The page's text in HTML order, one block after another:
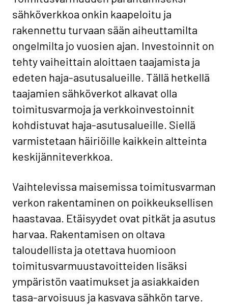
sähköverkkoa onkin kaapeloitu ja
rakennettu turvaan sään aiheuttamilta
ongelmilta jo vuosien ajan. Investoinnit on
tehty vaiheittain aloittaen taajamista ja
edeten haja-asutusalueille. Tällä hetkellä
taajamien sähköverkot alkavat olla
toimitusvarmoja ja verkkoinvestoinnit
kohdistuvat haja-asutusalueille. Siellä
varmistetaan häiriöille kaikkein altteinta
keskijänniteverkkoa.
Vaihtelevissa maisemissa toimitusvarman
verkon rakentaminen on poikkeuksellisen
haastavaa. Etäisyydet ovat pitkät ja asutus
harvaa. Rakentamisen on oltava
taloudellista ja otettava huomioon
toimitusvarmuustavoitteiden lisäksi
ympäristön vaatimukset ja asiakkaiden
tasa-arvoisuus ja kasvava sähkön tarve.